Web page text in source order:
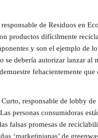
de Residuos en
productos difícilmente
y son el ejemplo de
se debería autorizar lanzar al
fehacientemente que
responsable de lobby
personas consumidoras
falsas promesas de
‘marketinianas’ de